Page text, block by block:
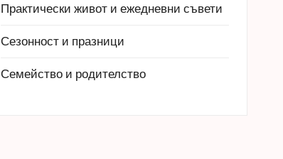
Практически живот и ежедневни съвети
Сезонност и празници
Семейство и родителство